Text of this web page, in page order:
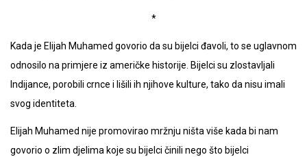
*
Kada je Elijah Muhamed govorio da su bijelci đavoli, to se uglavnom
odnosilo na primjere iz američke historije. Bijelci su zlostavljali
Indijance, porobili crnce i lišili ih njihove kulture, tako da nisu imali
svog identiteta.
Elijah Muhamed nije promovirao mržnju ništa više kada bi nam
govorio o zlim djelima koje su bijelci činili nego što bijelci